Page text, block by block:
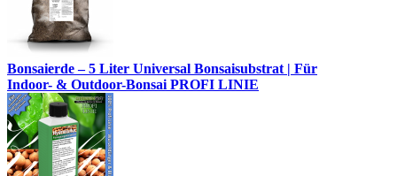
Bonsaierde – 5 Liter Universal Bonsaisubstrat | Für
Indoor- & Outdoor-Bonsai PROFI LINIE